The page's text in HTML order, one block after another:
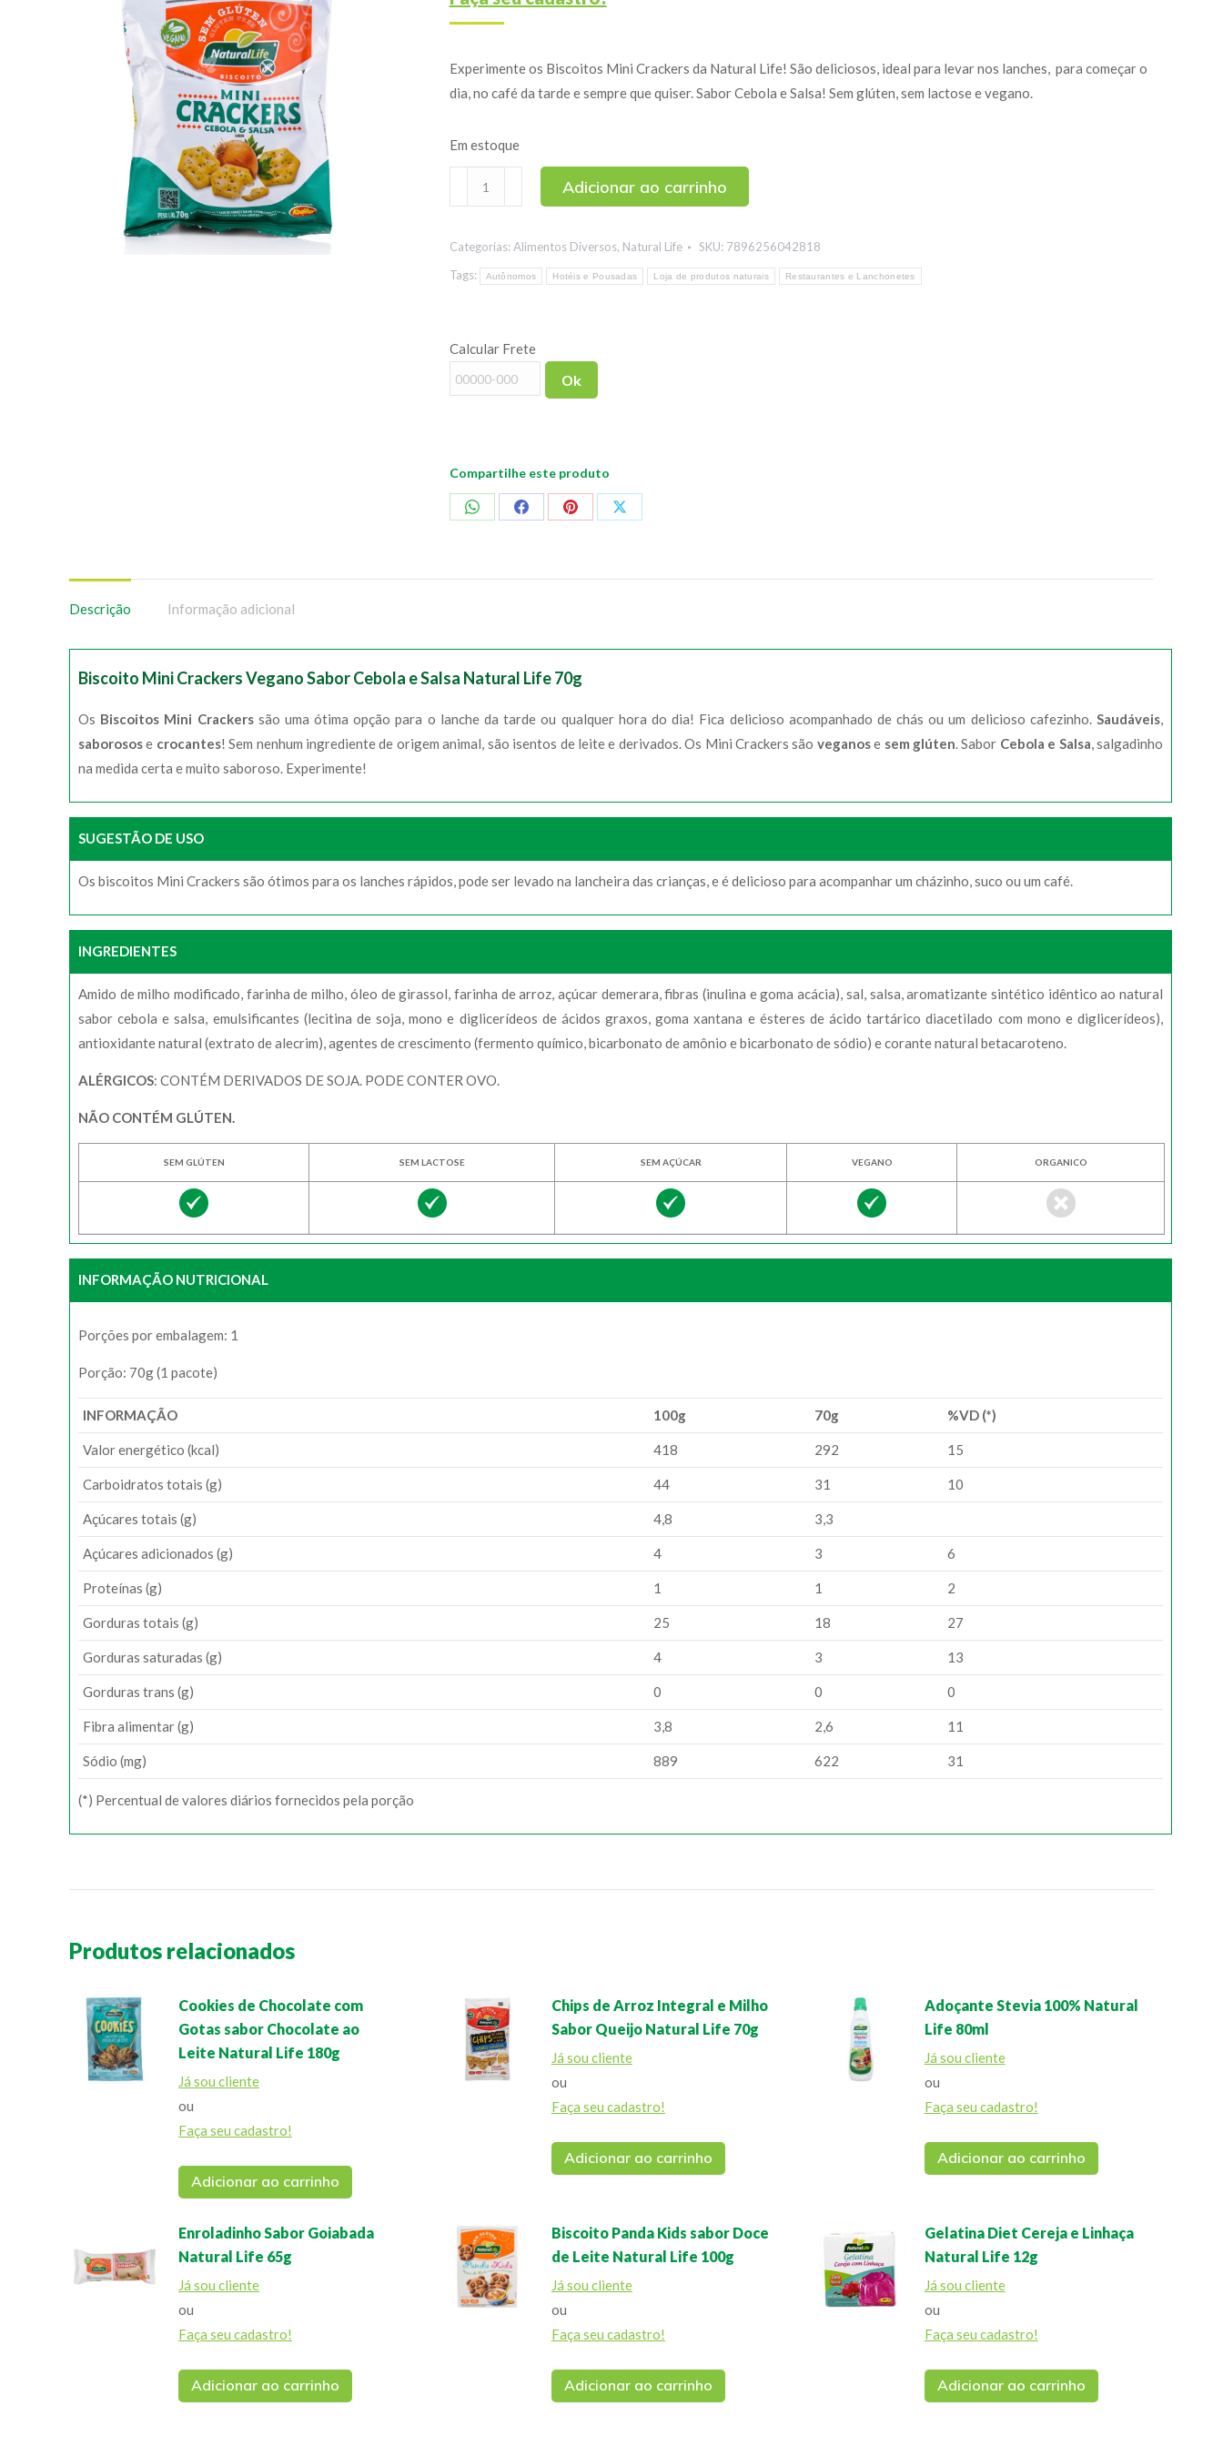
Experimente os Biscoitos Mini Crackers da Natural Life! São deliciosos, ideal para levar nos lanches, para começar o
dia, no café da tarde e sempre que quiser. Sabor Cebola e Salsa! Sem glúten, sem lactose e vegano.
Em estoque
Mini
Vegano
Sabor
Salsa
Natural
Life
Adicionar ao carrinho
Categorias: Alimentos Diversos, Natural Life SKU: 7896256042818
Tags:
Autônomos Hotéis e Pousadas Loja de produtos naturais Restaurantes e Lanchonetes
Calcular Frete
Ok
Compartilhe este produto
CompartilharCompartilharCompartilharCompartilhar
Descrição Informação adicional
Biscoito Mini Crackers Vegano Sabor Cebola e Salsa Natural Life 70g
Os Biscoitos Mini Crackerssão uma ótima opção para o lanche da tarde ou qualquer hora do dia! Fica delicioso acompanhado de chás ou um delicioso cafezinho.Saudáveis,
saborosose crocantes! Sem nenhum ingrediente de origem animal, são isentos de leite e derivados. Os Mini Crackers são veganose sem glúten. Sabor Cebola e Salsa, salgadinho
na medida certa e muito saboroso. Experimente!
SUGESTÃO DE USO
Os biscoitos Mini Crackers são ótimos para os lanches rápidos, pode ser levado na lancheira das crianças, e é delicioso para acompanhar um cházinho, suco ou um café.
INGREDIENTES
Amido de milho modificado, farinha de milho, óleo de girassol, farinha de arroz, açúcar demerara, fibras (inulina e goma acácia), sal, salsa, aromatizante sintético idêntico ao natural
sabor cebola e salsa, emulsificantes (lecitina de soja, mono e diglicerídeos de ácidos graxos, goma xantana e ésteres de ácido tartárico diacetilado com mono e diglicerídeos),
antioxidante natural (extrato de alecrim), agentes de crescimento (fermento químico, bicarbonato de amônio e bicarbonato de sódio) e corante natural betacaroteno.
ALÉRGICOS: CONTÉM DERIVADOS DE SOJA. PODE CONTER OVO.
NÃO CONTÉM GLÚTEN.
SEM GLÚTEN SEM LACTOSE SEM AÇÚCAR VEGANO ORGANICO
INFORMAÇÃO NUTRICIONAL
Porções por embalagem: 1
Porção: 70g (1 pacote)
INFORMAÇÃO 100g 70g %VD (*)
Valor energético (kcal) 418 292 15
Carboidratos totais (g) 44 31 10
Açúcares totais (g) 4,8 3,3
Açúcares adicionados (g) 4 3 6
Proteínas (g) 1 1 2
Gorduras totais (g) 25 18 27
Gorduras saturadas (g) 4 3 13
Gorduras trans (g) 0 0 0
Fibra alimentar (g) 3,8 2,6 11
Sódio (mg) 889 622 31
(*) Percentual de valores diários fornecidos pela porção
Produtos relacionados
Cookies de Chocolate com
Gotas sabor Chocolate ao
Leite Natural Life 180g
Já sou cliente
ou
Faça seu cadastro!
Adicionar ao carrinho
Chips de Arroz Integral e Milho
Sabor Queijo Natural Life 70g
Já sou cliente
ou
Faça seu cadastro!
Adicionar ao carrinho
Adoçante Stevia 100% Natural
Life 80ml
Já sou cliente
ou
Faça seu cadastro!
Adicionar ao carrinho
Enroladinho Sabor Goiabada
Natural Life 65g
Já sou cliente
ou
Faça seu cadastro!
Adicionar ao carrinho
Biscoito Panda Kids sabor Doce
de Leite Natural Life 100g
Já sou cliente
ou
Faça seu cadastro!
Adicionar ao carrinho
Gelatina Diet Cereja e Linhaça
Natural Life 12g
Já sou cliente
ou
Faça seu cadastro!
Adicionar ao carrinho